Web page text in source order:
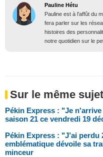
Pauline Hétu
Pauline est à l'affût du
fera parler sur les
histoires des
notre quotidien sur le
Sur le même sujet
Pékin Express : "Je
saison 21 ce vendredi 19
Pékin Express : "J’ai
emblématique dévoile sa
minceur